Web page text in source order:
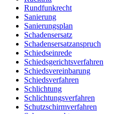
Rundfunkrecht
Sanierung
Sanierungsplan
Schadensersatz
Schadensersatzanspruch
Schiedseinrede
Schiedsgerichtsverfahren
Schiedsvereinbarung
Schiedsverfahren
Schlichtung
Schlichtungsverfahren
Schutzschirmverfahren